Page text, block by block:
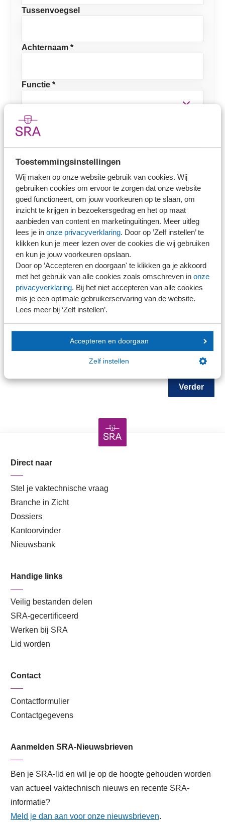
Toestemmingsinstellingen
Wij maken op onze website gebruik van cookies. Wij
gebruiken cookies om ervoor te zorgen dat onze website
goed functioneert, om jouw voorkeuren op te slaan, om
inzicht te krijgen in bezoekersgedrag en het op maat
aanbieden van content en marketinguitingen. Meer uitleg
lees je in onze privacyverklaring. Door op ’Zelf instellen’ te
klikken kun je meer lezen over de cookies die wij gebruiken
en kun je jouw voorkeuren opslaan.
Door op ’Accepteren en doorgaan' te klikken ga je akkoord
met het gebruik van alle cookies zoals omschreven in onze
privacyverklaring. Bij het niet accepteren van alle cookies
mis je een optimale gebruikerservaring van de website.
Lees meer bij ‘Zelf instellen’.
Accepteren en doorgaan
Zelf instellen
Tussenvoegsel
Achternaam *
Functie *
E-mailadres *
Mobiel telefoonnummer
NOB-lid
Ja
Nee
NEVOA-lid
Ja
Nee
Opmerkingen
Verder
Direct naar
Stel je vaktechnische vraag
Branche in Zicht
Dossiers
Kantoorvinder
Nieuwsbank
Handige links
Veilig bestanden delen
SRA-gecertificeerd
Werken bij SRA
Lid worden
Contact
Contactformulier
Contactgegevens
Aanmelden SRA-Nieuwsbrieven
Ben je SRA-lid en wil je op de hoogte gehouden worden
van actueel vaktechnisch nieuws en recente SRA-
informatie?
Meld je dan aan voor onze nieuwsbrieven.